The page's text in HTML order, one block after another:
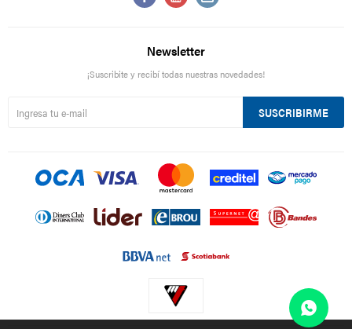
Newsletter
¡Suscribite y recibí todas nuestras novedades!
SUSCRIBIRME